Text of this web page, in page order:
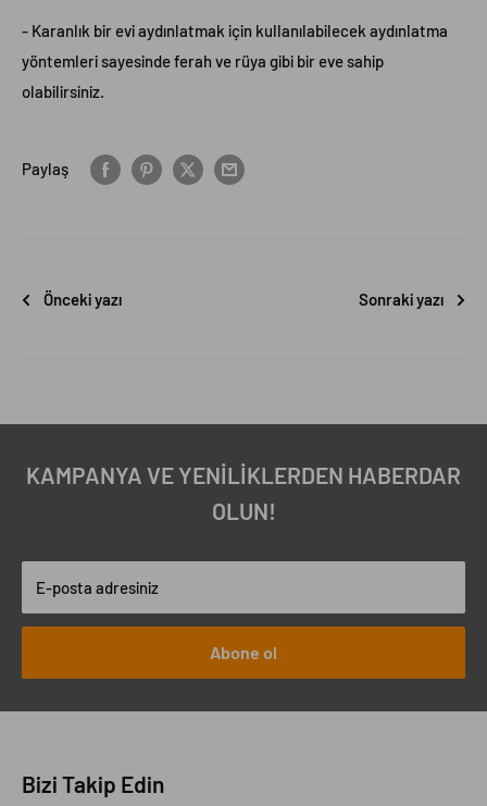
- Karanlık bir evi aydınlatmak için kullanılabilecek aydınlatma
yöntemleri sayesinde ferah ve rüya gibi bir eve sahip
olabilirsiniz.
Paylaş
Önceki yazı Sonraki yazı
KAMPANYA VE YENİLİKLERDEN HABERDAR
OLUN!
E-posta adresiniz
Abone ol
Bizi Takip Edin